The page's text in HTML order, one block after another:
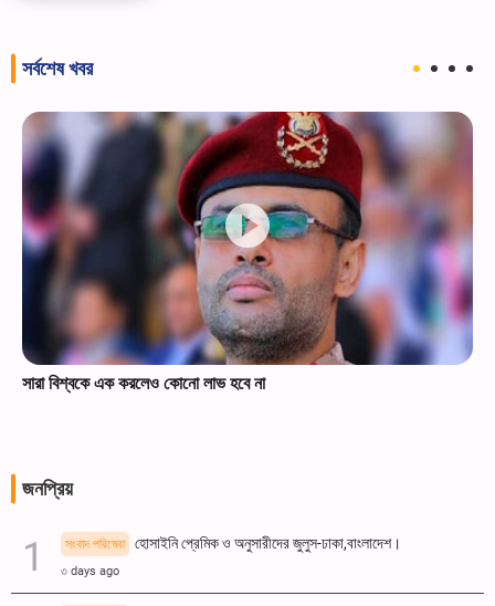
সর্বশেষ খবর
সারা বিশ্বকে এক করলেও কোনো লাভ হবে না
জনপ্রিয়
সংবাদ পরিষেবা হোসাইনি প্রেমিক ও অনুসারীদের জুলুস-ঢাকা,বাংলাদেশ।
৩ days ago